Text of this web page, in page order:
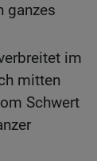
ganzes
im
mitten
Schwert